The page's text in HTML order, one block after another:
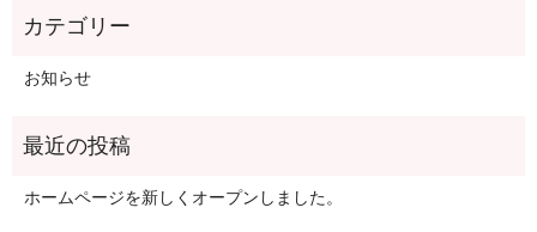
お知らせ
ホームページを新しくオープンしました。